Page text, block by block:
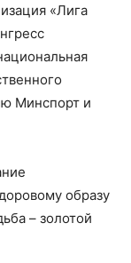
«Лига
Минспорт и
образу
– золотой